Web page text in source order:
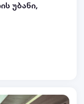
უბანი,